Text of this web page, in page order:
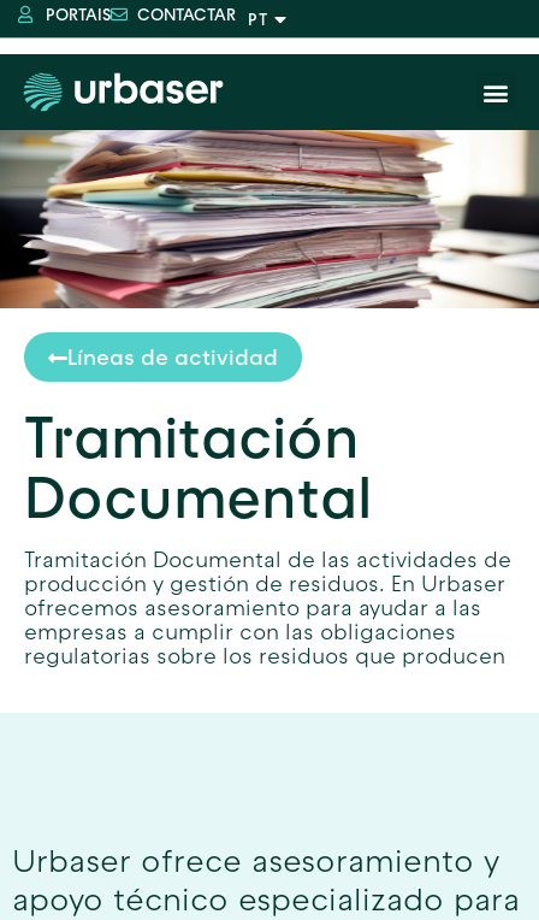
PORTAIS CONTACTAR
Líneas de actividad
Tramitación
Documental
Tramitación Documental de las actividades de
producción y gestión de residuos. En Urbaser
ofrecemos asesoramiento para ayudar a las
empresas a cumplir con las obligaciones
regulatorias sobre los residuos que producen
Urbaser ofrece asesoramiento y
apoyo técnico especializado para